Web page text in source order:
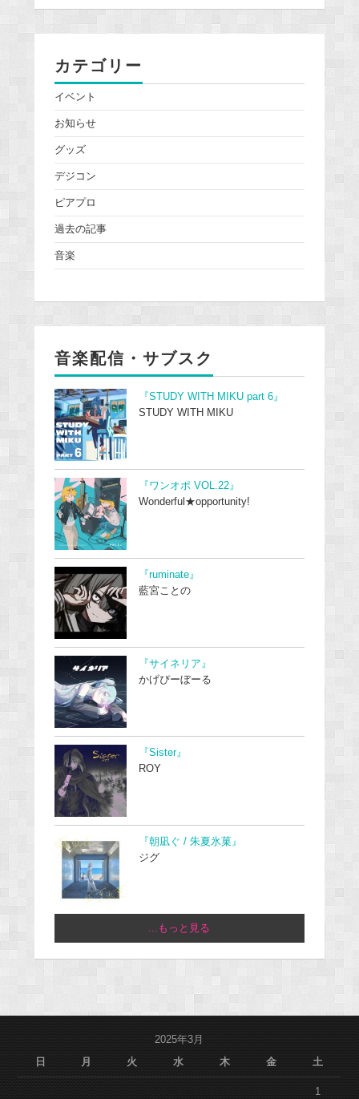
カテゴリー
イベント
お知らせ
グッズ
デジコン
ピアプロ
過去の記事
音楽
音楽配信・サブスク
『STUDY WITH MIKU part 6』
STUDY WITH MIKU
『ワンオポ VOL.22』
Wonderful★opportunity!
『ruminate』
藍宮ことの
『サイネリア』
かげぴーぼーる
『Sister』
ROY
『朝凪ぐ / 朱夏氷菓』
ジグ
...もっと見る
2025年3月
日
月 火 水 木 金 土
1